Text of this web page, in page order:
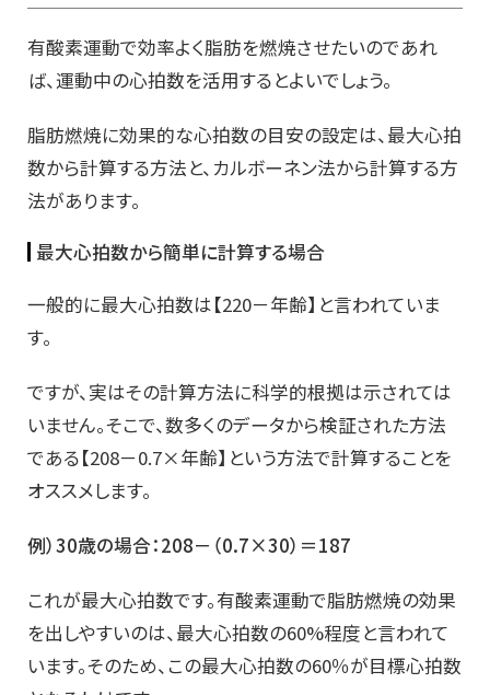
有酸素運動で効率よく脂肪を燃焼させたいのであれ
ば、運動中の心拍数を活用するとよいでしょう。
脂肪燃焼に効果的な心拍数の目安の設定は、最大心拍
数から計算する方法と、カルボーネン法から計算する方
法があります。
最大心拍数から簡単に計算する場合
一般的に最大心拍数は【220－年齢】と言われていま
す。
ですが、実はその計算方法に科学的根拠は示されては
いません。そこで、数多くのデータから検証された方法
である【208－0.7×年齢】という方法で計算することを
オススメします。
例）30歳の場合：208－（0.7×30）＝187
これが最大心拍数です。有酸素運動で脂肪燃焼の効果
を出しやすいのは、最大心拍数の60%程度と言われて
います。そのため、この最大心拍数の60％が目標心拍数